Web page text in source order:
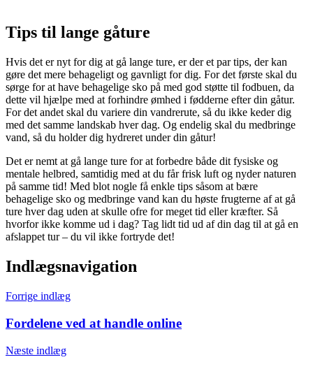
Tips til lange gåture
Hvis det er nyt for dig at gå lange ture, er der et par tips, der kan
gøre det mere behageligt og gavnligt for dig. For det første skal du
sørge for at have behagelige sko på med god støtte til fodbuen, da
dette vil hjælpe med at forhindre ømhed i fødderne efter din gåtur.
For det andet skal du variere din vandrerute, så du ikke keder dig
med det samme landskab hver dag. Og endelig skal du medbringe
vand, så du holder dig hydreret under din gåtur!
Det er nemt at gå lange ture for at forbedre både dit fysiske og
mentale helbred, samtidig med at du får frisk luft og nyder naturen
på samme tid! Med blot nogle få enkle tips såsom at bære
behagelige sko og medbringe vand kan du høste frugterne af at gå
ture hver dag uden at skulle ofre for meget tid eller kræfter. Så
hvorfor ikke komme ud i dag? Tag lidt tid ud af din dag til at gå en
afslappet tur – du vil ikke fortryde det!
Indlægsnavigation
Forrige indlæg
Fordelene ved at handle online
Næste indlæg